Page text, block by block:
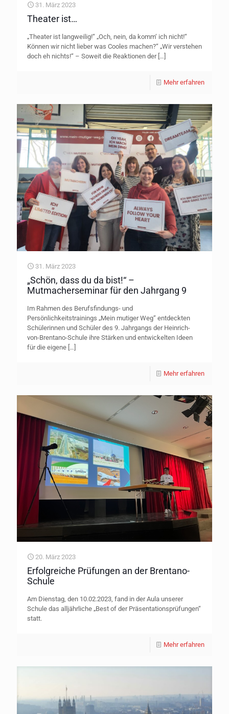
31. März 2023
Theater ist…
„Theater ist langweilig!“ „Och, nein, da komm‘ ich nicht!“
Können wir nicht lieber was Cooles machen?“ „Wir verstehen
doch eh nichts!“ – Soweit die Reaktionen der[…]
Mehr erfahren
31. März 2023
„Schön, dass du da bist!“ –
Mutmacherseminar für den Jahrgang 9
Im Rahmen des Berufsfindungs- und
Persönlichkeitstrainings „Mein mutiger Weg“ entdeckten
Schülerinnen und Schüler des 9. Jahrgangs der Heinrich-
von-Brentano-Schule ihre Stärken und entwickelten Ideen
für die eigene […]
Mehr erfahren
20. März 2023
Erfolgreiche Prüfungen an der Brentano-
Schule
Am Dienstag, den 10.02.2023, fand in der Aula unserer
Schule das alljährliche „Best of der Präsentationsprüfungen“
statt.
Mehr erfahren